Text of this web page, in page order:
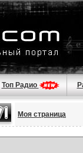
Топ Радио
Моя страница